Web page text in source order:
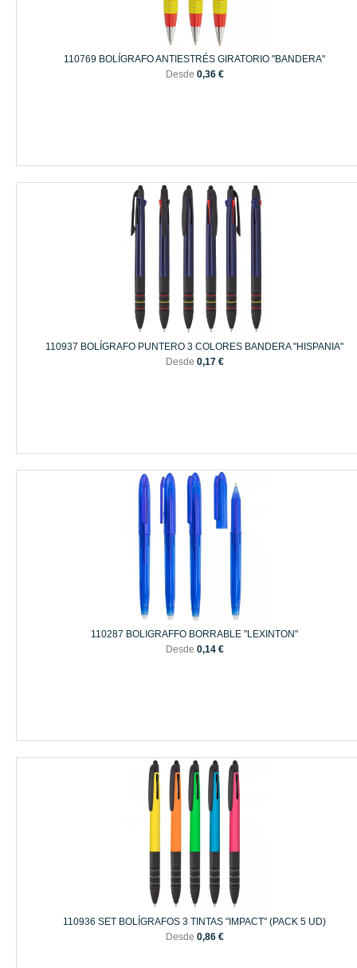
110769 BOLÍGRAFO ANTIESTRÉS GIRATORIO "BANDERA"
Desde 0,36 €
110937 BOLÍGRAFO PUNTERO 3 COLORES BANDERA "HISPANIA"
Desde 0,17 €
110287 BOLIGRAFFO BORRABLE "LEXINTON"
Desde 0,14 €
110936 SET BOLÍGRAFOS 3 TINTAS "IMPACT" (PACK 5 UD)
Desde 0,86 €